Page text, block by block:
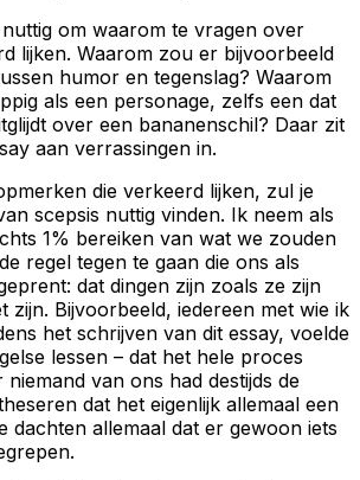
om waarom te vragen over
lijken. Waarom zou er bijvoorbeeld
humor en tegenslag? Waarom
als een personage, zelfs een dat
over een bananenschil? Daar zit
aan verrassingen in.
die verkeerd lijken, zul je
scepsis nuttig vinden. Ik neem als
1% bereiken van wat we zouden
regel tegen te gaan die ons als
dat dingen zijn zoals ze zijn
zijn. Bijvoorbeeld, iedereen met wie ik
het schrijven van dit essay, voelde
lessen – dat het hele proces
van ons had destijds de
dat het eigenlijk allemaal een
dachten allemaal dat er gewoon iets